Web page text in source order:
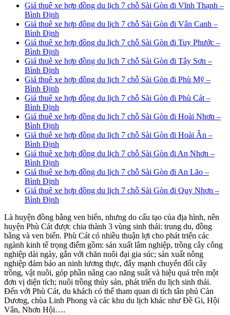
Giá thuê xe hợp đồng du lịch 7 chỗ Sài Gòn đi Vĩnh Thạnh –
Bình Định
Giá thuê xe hợp đồng du lịch 7 chỗ Sài Gòn đi Vân Canh –
Bình Định
Giá thuê xe hợp đồng du lịch 7 chỗ Sài Gòn đi Tuy Phước –
Bình Định
Giá thuê xe hợp đồng du lịch 7 chỗ Sài Gòn đi Tây Sơn –
Bình Định
Giá thuê xe hợp đồng du lịch 7 chỗ Sài Gòn đi Phù Mỹ –
Bình Định
Giá thuê xe hợp đồng du lịch 7 chỗ Sài Gòn đi Phù Cát –
Bình Định
Giá thuê xe hợp đồng du lịch 7 chỗ Sài Gòn đi Hoài Nhơn –
Bình Định
Giá thuê xe hợp đồng du lịch 7 chỗ Sài Gòn đi Hoài Ân –
Bình Định
Giá thuê xe hợp đồng du lịch 7 chỗ Sài Gòn đi An Nhơn –
Bình Định
Giá thuê xe hợp đồng du lịch 7 chỗ Sài Gòn đi An Lão –
Bình Định
Giá thuê xe hợp đồng du lịch 7 chỗ Sài Gòn đi Quy Nhơn –
Bình Định
Là huyện đồng bằng ven biển, nhưng do cấu tạo của địa hình, nên
huyện Phù Cát được chia thành 3 vùng sinh thái: trung du, đồng
bằng và ven biển. Phù Cát có nhiều thuận lợi cho phát triển các
ngành kinh tế trọng điểm gồm: sản xuất lâm nghiệp, trồng cây công
nghiệp dài ngày, gắn với chăn nuôi đại gia súc; sản xuất nông
nghiệp đảm bảo an ninh lương thực, đẩy mạnh chuyển đổi cây
trồng, vật nuôi, góp phần nâng cao năng suất và hiệu quả trên một
đơn vị diện tích; nuôi trồng thủy sản, phát triển du lịch sinh thái.
Đến với Phù Cát, du khách có thể tham quan di tích tân phủ Càn
Dương, chùa Linh Phong và các khu du lịch khác như Đề Gi, Hội
Vân, Nhơn Hội….